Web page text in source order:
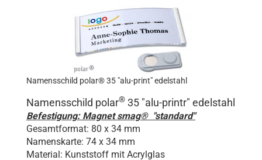
Namensschild polar® 35 "alu-print" edelstahl
Namensschild polar® 35 "alu-printr" edelstahl
Befestigung: Magnet smag® "standard"
Gesamtformat: 80 x 34 mm
Namenskarte: 74 x 34 mm
Material: Kunststoff mit Acrylglas